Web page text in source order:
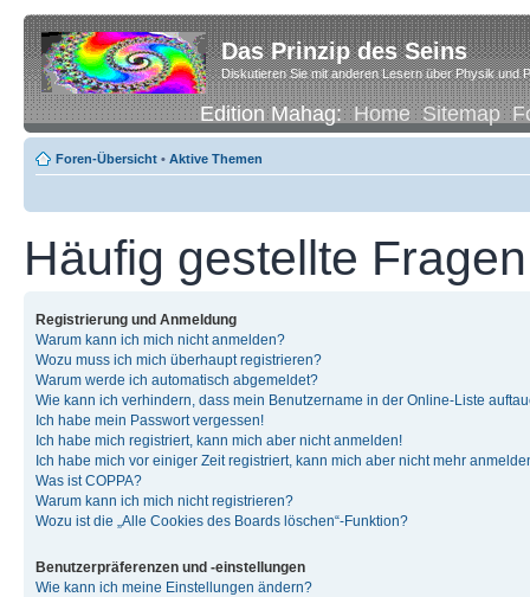
Das Prinzip des Seins
Diskutieren Sie mit anderen Lesern über Physik und
Edition Mahag:Home Sitemap
Foren-Übersicht • Aktive Themen
Häufig gestellte Fragen
Registrierung und Anmeldung
Warum kann ich mich nicht anmelden?
Wozu muss ich mich überhaupt registrieren?
Warum werde ich automatisch abgemeldet?
Wie kann ich verhindern, dass mein Benutzername in der Online-Liste
Ich habe mein Passwort vergessen!
Ich habe mich registriert, kann mich aber nicht anmelden!
Ich habe mich vor einiger Zeit registriert, kann mich aber nicht mehr
Was ist COPPA?
Warum kann ich mich nicht registrieren?
Wozu ist die „Alle Cookies des Boards löschen“-Funktion?
Benutzerpräferenzen und -einstellungen
Wie kann ich meine Einstellungen ändern?